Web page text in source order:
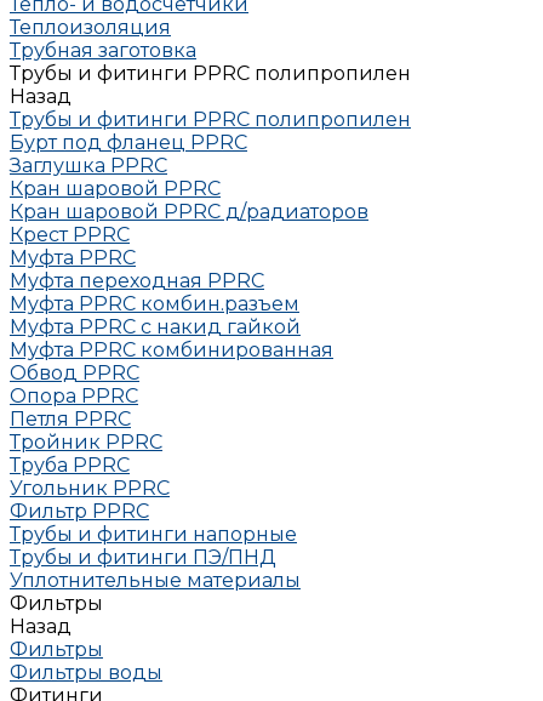
Теплоизоляция
Трубная заготовка
Трубы и фитинги PPRC полипропилен
Назад
Трубы и фитинги PPRC полипропилен
Бурт под фланец РРRC
Заглушка РРRC
Кран шаровой PPRC
Кран шаровой PPRC д/радиаторов
Крест PPRC
Муфта PPRC
Муфта переходная PPRC
Муфта РРRC комбин.разъем
Муфта PPRC с накид гайкой
Муфта РРRC комбинированная
Обвод РРRC
Опора РРRC
Петля РРRC
Тройник РРRC
Труба РРRC
Угольник РРRC
Фильтр PPRC
Трубы и фитинги напорные
Трубы и фитинги ПЭ/ПНД
Уплотнительные материалы
Фильтры
Назад
Фильтры
Фильтры воды
Фитинги